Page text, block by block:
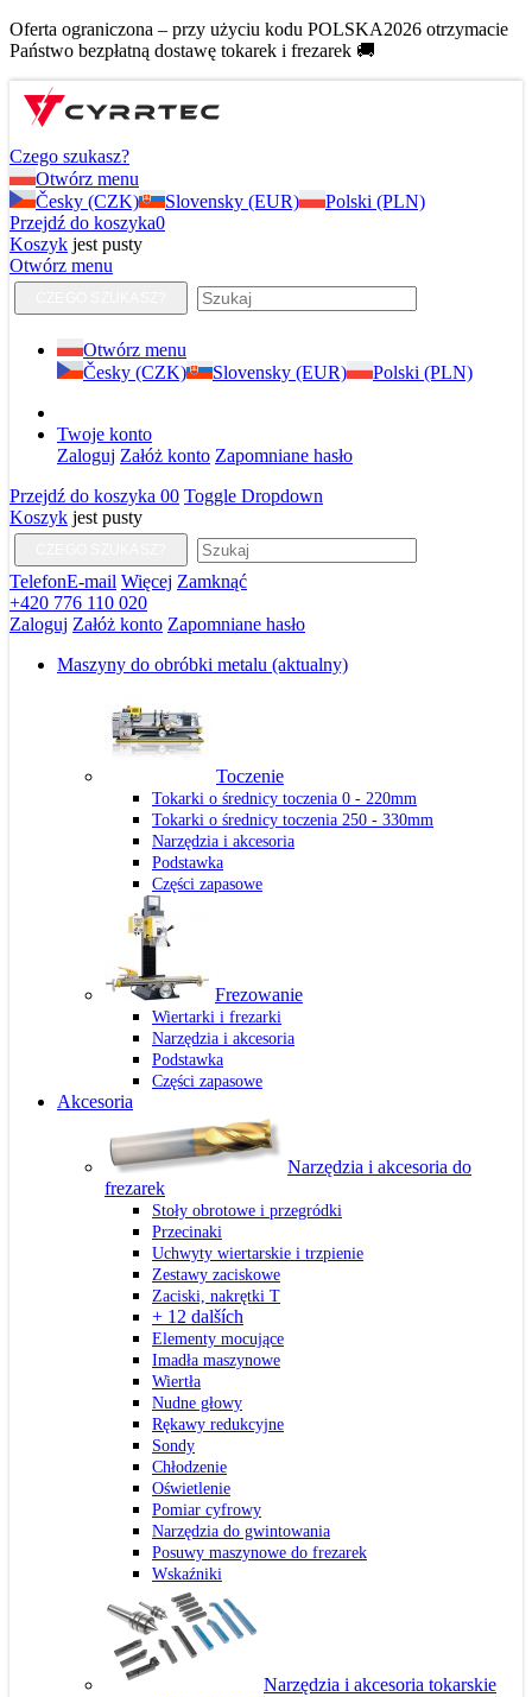
Oferta ograniczona – przy użyciu kodu POLSKA2026 otrzymacie
Państwo bezpłatną dostawę tokarek i frezarek 🚚
Czego szukasz?
Otwórz menu
Česky (CZK)
Slovensky (EUR)
Polski (PLN)
Przejdź do koszyka0
Koszyk jest pusty
Otwórz menu
Otwórz menu
Česky (CZK)
Slovensky (EUR) Polski (PLN)
Twoje konto
Zaloguj Załóż konto Zapomniane hasło
Przejdź do koszyka 00 Toggle Dropdown
Koszyk jest pusty
TelefonE-mail Więcej Zamknąć
+420 776 110 020
Zaloguj Załóż konto Zapomniane hasło
Maszyny do obróbki metalu (aktualny)
Toczenie
Tokarki o średnicy toczenia 0 - 220mm
Tokarki o średnicy toczenia 250 - 330mm
Narzędzia i akcesoria
Podstawka
Części zapasowe
Frezowanie
Wiertarki i frezarki
Narzędzia i akcesoria
Podstawka
Części zapasowe
Akcesoria
Narzędzia i akcesoria do
frezarek
Stoły obrotowe i przegródki
Przecinaki
Uchwyty wiertarskie i trzpienie
Zestawy zaciskowe
Zaciski, nakrętki T
+ 12 dalších
Elementy mocujące
Imadła maszynowe
Wiertła
Nudne głowy
Rękawy redukcyjne
Sondy
Chłodzenie
Oświetlenie
Pomiar cyfrowy
Narzędzia do gwintowania
Posuwy maszynowe do frezarek
Wskaźniki
Narzędzia i akcesoria tokarskie